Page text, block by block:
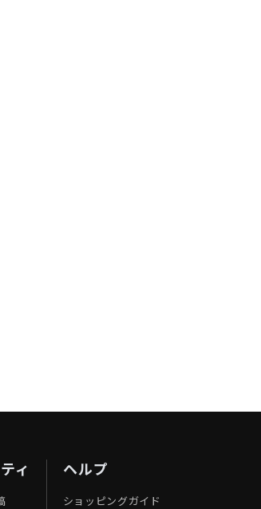
ィ ヘルプ
ショッピングガイド